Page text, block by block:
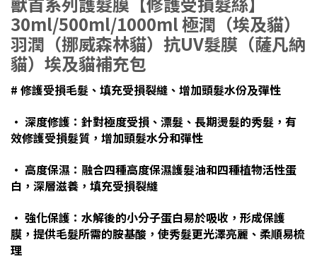
30ml/500ml/1000ml 極潤（埃及貓）
羽潤（挪威森林貓）抗UV髮膜（薩凡納
貓）埃及貓補充包
# 修護受損毛髮、填充受損裂縫、增加頭髮水份及彈性
• 深度修護：針對極度受損、漂髮、長期燙髮的秀髮，有
效修護受損髮質，增加頭髮水分和彈性
• 高度保濕：融合四種高度保濕護髮油和四種植物活性蛋
白，深層滋養，填充受損裂縫
• 強化保護：水解後的小分子蛋白易於吸收，形成保護
膜，提供毛髮所需的胺基酸，使秀髮更光澤亮麗、柔順易梳
理